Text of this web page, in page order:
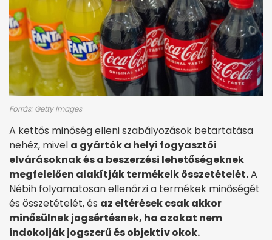
Forrás: Getty Images
A kettős minőség elleni szabályozások betartatása
nehéz, mivel a gyártók a helyi fogyasztói
elvárásoknak és a beszerzési lehetőségeknek
megfelelően alakítják termékeik összetételét.A
Nébih folyamatosan ellenőrzi a termékek minőségét
és összetételét, és az eltérések csak akkor
minősülnek jogsértésnek, ha azokat nem
indokolják jogszerű és objektív okok.